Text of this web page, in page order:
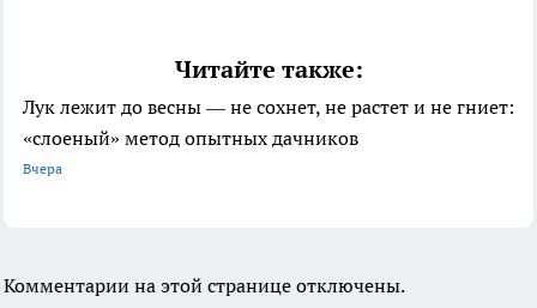
Читайте также:
Лук лежит до весны — не сохнет, не растет и не гниет:
«слоеный» метод опытных дачников
Вчера
Комментарии на этой странице отключены.